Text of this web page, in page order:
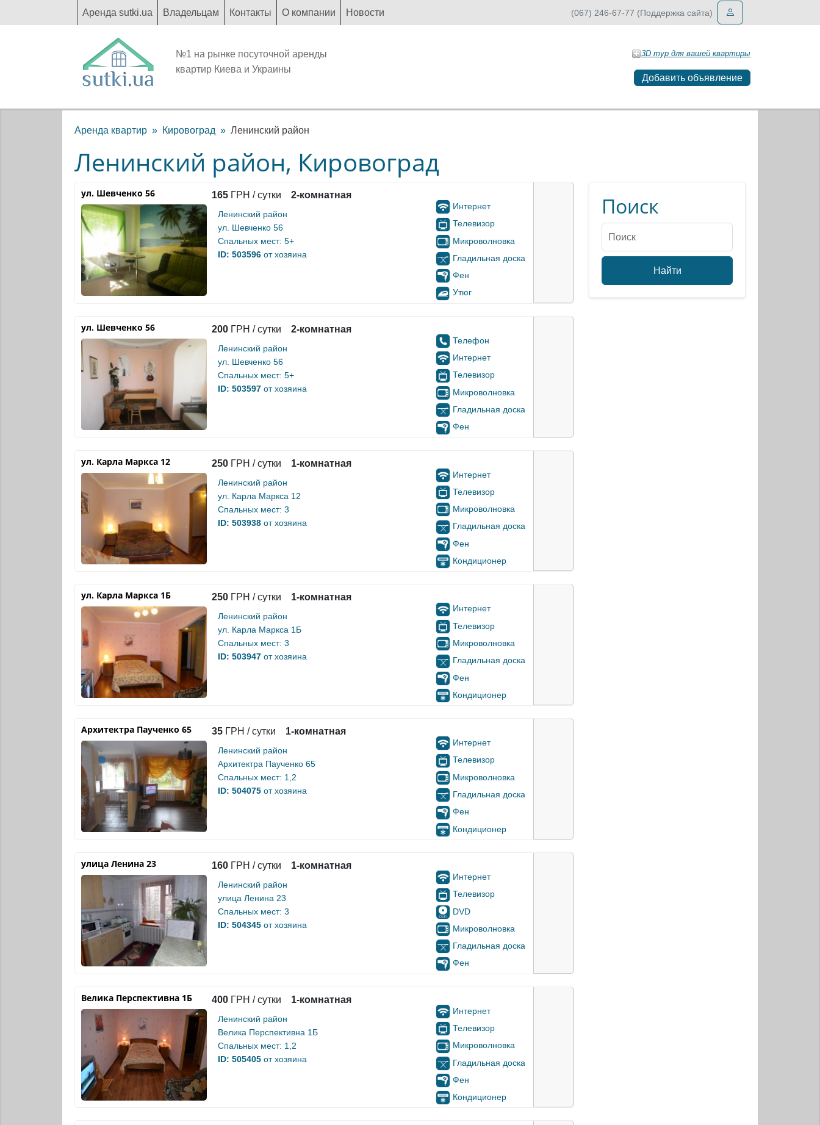
Аренда sutki.ua Владельцам Контакты О компании Новости (067) 246-67-77 (Поддержка сайта)
№1 на рынке посуточной аренды
квартир Киева и Украины
3D тур для вашей квартиры
Добавить объявление
Аренда квартир Кировоград Ленинский район
Ленинский район, Кировоград
ул. Шевченко 56 165 ГРН / сутки 2-комнатная
Ленинский район
ул. Шевченко 56
Спальных мест: 5+
ID: 503596 от хозяина
Интернет
Телевизор
Микроволновка
Гладильная доска
Фен
Утюг
ул. Шевченко 56 200 ГРН / сутки 2-комнатная
Ленинский район
ул. Шевченко 56
Спальных мест: 5+
ID: 503597 от хозяина
Телефон
Интернет
Телевизор
Микроволновка
Гладильная доска
Фен
ул. Карла Маркса 12 250 ГРН / сутки 1-комнатная
Ленинский район
ул. Карла Маркса 12
Спальных мест: 3
ID: 503938 от хозяина
Интернет
Телевизор
Микроволновка
Гладильная доска
Фен
Кондиционер
ул. Карла Маркса 1Б 250 ГРН / сутки 1-комнатная
Ленинский район
ул. Карла Маркса 1Б
Спальных мест: 3
ID: 503947 от хозяина
Интернет
Телевизор
Микроволновка
Гладильная доска
Фен
Кондиционер
Архитектра Паученко 65 35 ГРН / сутки 1-комнатная
Ленинский район
Архитектра Паученко 65
Спальных мест: 1,2
ID: 504075 от хозяина
Интернет
Телевизор
Микроволновка
Гладильная доска
Фен
Кондиционер
улица Ленина 23 160 ГРН / сутки 1-комнатная
Ленинский район
улица Ленина 23
Спальных мест: 3
ID: 504345 от хозяина
Интернет
Телевизор
DVD
Микроволновка
Гладильная доска
Фен
Велика Перспективна 1Б 400 ГРН / сутки 1-комнатная
Ленинский район
Велика Перспективна 1Б
Спальных мест: 1,2
ID: 505405 от хозяина
Интернет
Телевизор
Микроволновка
Гладильная доска
Фен
Кондиционер
Поиск
Найти